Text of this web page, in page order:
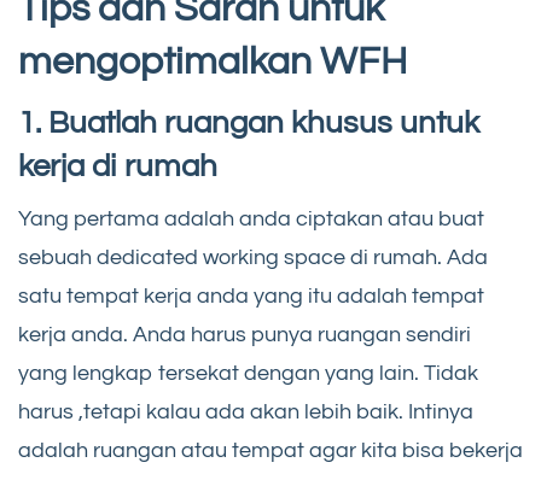
Tips dan Saran untuk
mengoptimalkan WFH
1. Buatlah ruangan khusus untuk
kerja di rumah
Yang pertama adalah anda ciptakan atau buat
sebuah dedicated working space di rumah. Ada
satu tempat kerja anda yang itu adalah tempat
kerja anda. Anda harus punya ruangan sendiri
yang lengkap tersekat dengan yang lain. Tidak
harus ,tetapi kalau ada akan lebih baik. Intinya
adalah ruangan atau tempat agar kita bisa bekerja